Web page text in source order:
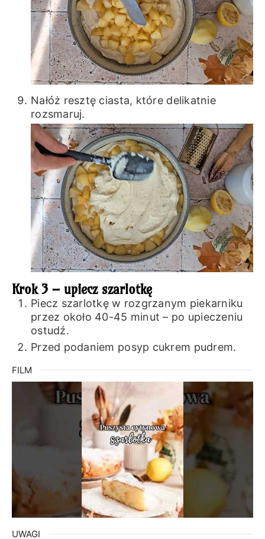
Nałóż resztę ciasta, które delikatnie
rozsmaruj.
Krok 3 – upiecz szarlotkę
Piecz szarlotkę w rozgrzanym piekarniku
przez około 40-45 minut – po upieczeniu
ostudź.
Przed podaniem posyp cukrem pudrem.
FILM
UWAGI